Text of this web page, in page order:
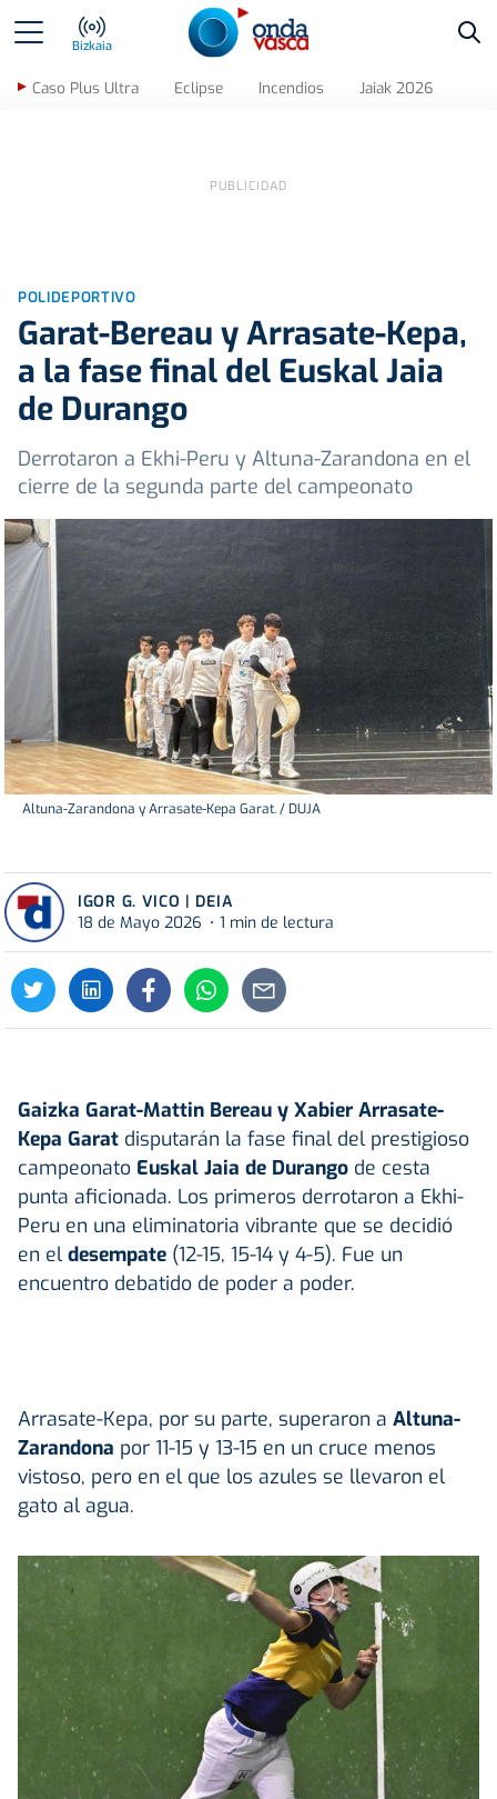
Bizkaia
Caso Plus Ultra Eclipse Incendios Jaiak 2026
POLIDEPORTIVO
Garat-Bereau y Arrasate-Kepa,
a la fase final del Euskal Jaia
de Durango
Derrotaron a Ekhi-Peru y Altuna-Zarandona en el
cierre de la segunda parte del campeonato
Altuna-Zarandona y Arrasate-Kepa Garat. / DUJA
IGOR G. VICO | DEIA
18 de Mayo 2026
1 min de lectura
Gaizka Garat-Mattin Bereau y Xabier Arrasate-
Kepa Garat disputarán la fase final del prestigioso
campeonato Euskal Jaia de Durango de cesta
punta aficionada. Los primeros derrotaron a Ekhi-
Peru en una eliminatoria vibrante que se decidió
en el desempate (12-15, 15-14 y 4-5). Fue un
encuentro debatido de poder a poder.
Arrasate-Kepa, por su parte, superaron a Altuna-
Zarandona por 11-15 y 13-15 en un cruce menos
vistoso, pero en el que los azules se llevaron el
gato al agua.